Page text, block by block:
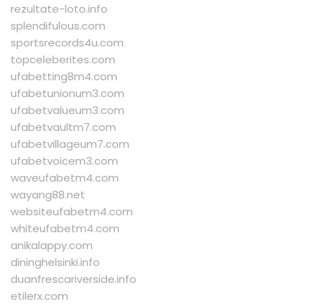
rezultate-loto.info
splendifulous.com
sportsrecords4u.com
topceleberites.com
ufabetting8m4.com
ufabetunionum3.com
ufabetvalueum3.com
ufabetvaultm7.com
ufabetvillageum7.com
ufabetvoicem3.com
waveufabetm4.com
wayang88.net
websiteufabetm4.com
whiteufabetm4.com
anikalappy.com
dininghelsinki.info
duanfrescariverside.info
etilerx.com